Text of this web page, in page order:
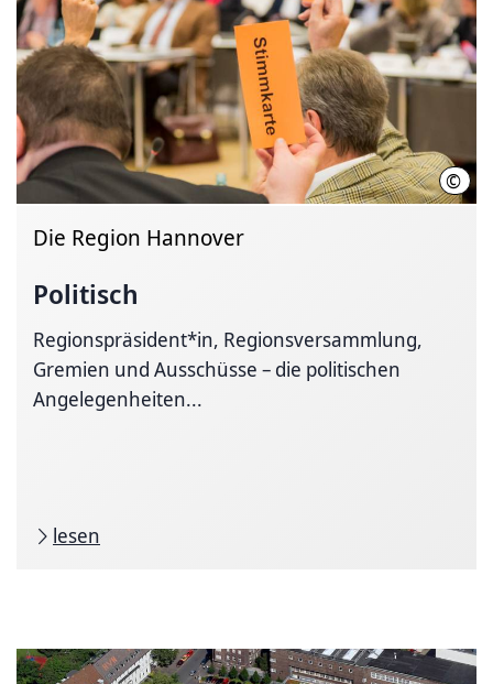
©
Die Region Hannover
Politisch
Regionspräsident*in, Regionsversammlung,
Gremien und Ausschüsse – die politischen
Angelegenheiten...
lesen